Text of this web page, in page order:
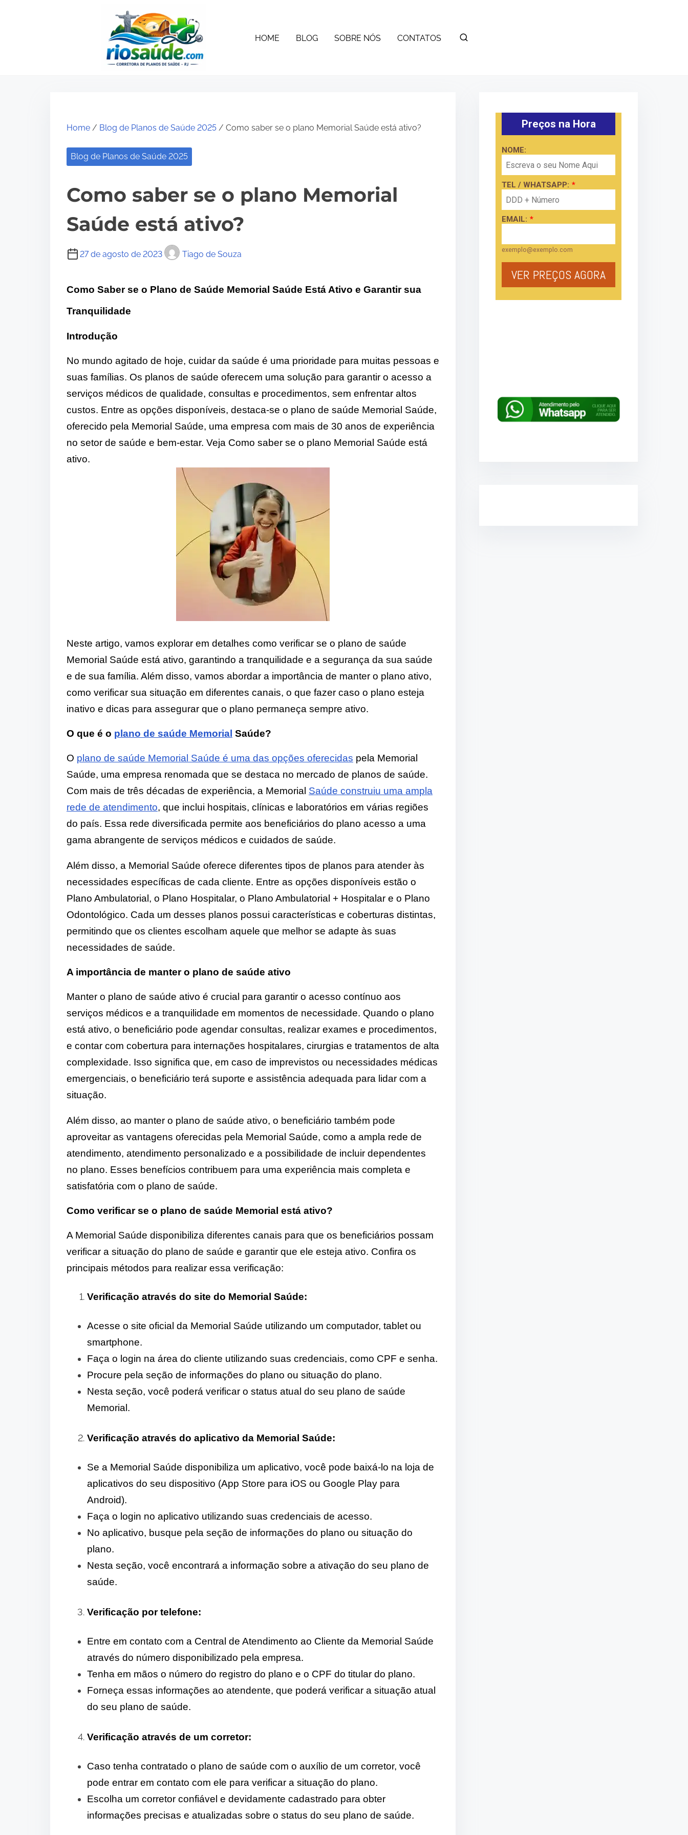
HOME BLOG SOBRE NÓS CONTATOS
Home / Blog de Planos de Saúde 2025 / Como saber se o plano Memorial Saúde está ativo?
Blog de Planos de Saúde 2025
Como saber se o plano Memorial
Saúde está ativo?
27 de agosto de 2023 Tiago de Souza
Como Saber se o Plano de Saúde Memorial Saúde Está Ativo e Garantir sua
Tranquilidade
Introdução
No mundo agitado de hoje, cuidar da saúde é uma prioridade para muitas pessoas e
suas famílias. Os planos de saúde oferecem uma solução para garantir o acesso a
serviços médicos de qualidade, consultas e procedimentos, sem enfrentar altos
custos. Entre as opções disponíveis, destaca-se o plano de saúde Memorial Saúde,
oferecido pela Memorial Saúde, uma empresa com mais de 30 anos de experiência
no setor de saúde e bem-estar. Veja Como saber se o plano Memorial Saúde está
ativo.
Neste artigo, vamos explorar em detalhes como verificar se o plano de saúde
Memorial Saúde está ativo, garantindo a tranquilidade e a segurança da sua saúde
e de sua família. Além disso, vamos abordar a importância de manter o plano ativo,
como verificar sua situação em diferentes canais, o que fazer caso o plano esteja
inativo e dicas para assegurar que o plano permaneça sempre ativo.
O que é o plano de saúde Memorial Saúde?
O plano de saúde Memorial Saúde é uma das opções oferecidas pela Memorial
Saúde, uma empresa renomada que se destaca no mercado de planos de saúde.
Com mais de três décadas de experiência, a Memorial Saúde construiu uma ampla
rede de atendimento, que inclui hospitais, clínicas e laboratórios em várias regiões
do país. Essa rede diversificada permite aos beneficiários do plano acesso a uma
gama abrangente de serviços médicos e cuidados de saúde.
Além disso, a Memorial Saúde oferece diferentes tipos de planos para atender às
necessidades específicas de cada cliente. Entre as opções disponíveis estão o
Plano Ambulatorial, o Plano Hospitalar, o Plano Ambulatorial + Hospitalar e o Plano
Odontológico. Cada um desses planos possui características e coberturas distintas,
permitindo que os clientes escolham aquele que melhor se adapte às suas
necessidades de saúde.
A importância de manter o plano de saúde ativo
Manter o plano de saúde ativo é crucial para garantir o acesso contínuo aos
serviços médicos e a tranquilidade em momentos de necessidade. Quando o plano
está ativo, o beneficiário pode agendar consultas, realizar exames e procedimentos,
e contar com cobertura para internações hospitalares, cirurgias e tratamentos de alta
complexidade. Isso significa que, em caso de imprevistos ou necessidades médicas
emergenciais, o beneficiário terá suporte e assistência adequada para lidar com a
situação.
Além disso, ao manter o plano de saúde ativo, o beneficiário também pode
aproveitar as vantagens oferecidas pela Memorial Saúde, como a ampla rede de
atendimento, atendimento personalizado e a possibilidade de incluir dependentes
no plano. Esses benefícios contribuem para uma experiência mais completa e
satisfatória com o plano de saúde.
Como verificar se o plano de saúde Memorial está ativo?
A Memorial Saúde disponibiliza diferentes canais para que os beneficiários possam
verificar a situação do plano de saúde e garantir que ele esteja ativo. Confira os
principais métodos para realizar essa verificação:
Verificação através do site do Memorial Saúde:
Acesse o site oficial da Memorial Saúde utilizando um computador, tablet ou
smartphone.
Faça o login na área do cliente utilizando suas credenciais, como CPF e senha.
Procure pela seção de informações do plano ou situação do plano.
Nesta seção, você poderá verificar o status atual do seu plano de saúde
Memorial.
Verificação através do aplicativo da Memorial Saúde:
Se a Memorial Saúde disponibiliza um aplicativo, você pode baixá-lo na loja de
aplicativos do seu dispositivo (App Store para iOS ou Google Play para
Android).
Faça o login no aplicativo utilizando suas credenciais de acesso.
No aplicativo, busque pela seção de informações do plano ou situação do
plano.
Nesta seção, você encontrará a informação sobre a ativação do seu plano de
saúde.
Verificação por telefone:
Entre em contato com a Central de Atendimento ao Cliente da Memorial Saúde
através do número disponibilizado pela empresa.
Tenha em mãos o número do registro do plano e o CPF do titular do plano.
Forneça essas informações ao atendente, que poderá verificar a situação atual
do seu plano de saúde.
Verificação através de um corretor:
Caso tenha contratado o plano de saúde com o auxílio de um corretor, você
pode entrar em contato com ele para verificar a situação do plano.
Escolha um corretor confiável e devidamente cadastrado para obter
informações precisas e atualizadas sobre o status do seu plano de saúde.